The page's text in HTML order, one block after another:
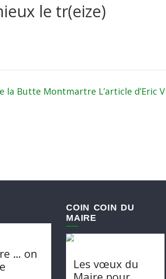
le tr(eize)
la Butte Montmartre L’article d’Eric
… on
COIN COIN DU
MAIRE
Les vœux du